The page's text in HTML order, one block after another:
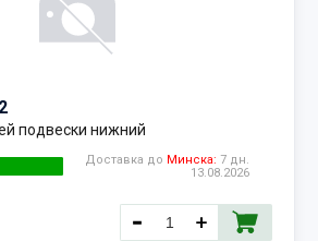
подвески нижний
Доставка до Минска: 7 дн.
13.08.2026